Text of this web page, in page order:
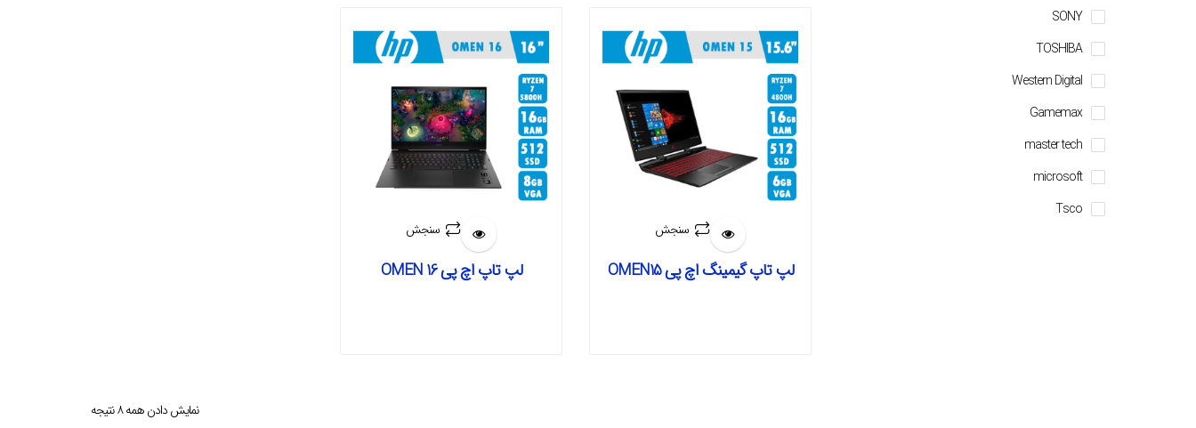
سنجش
لپ تاپ گیمینگ اچ پی OMEN15
سنجش
لپ تاپ اچ پی OMEN 16
نمایش دادن همه ۸ نتیجه
SONY
TOSHIBA
Western Digital
Gamemax
master tech
microsoft
Tsco